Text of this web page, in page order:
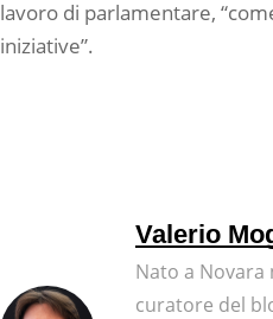
lavoro di parlamentare,
iniziative”.
Valerio
Nato a Novara
curatore del